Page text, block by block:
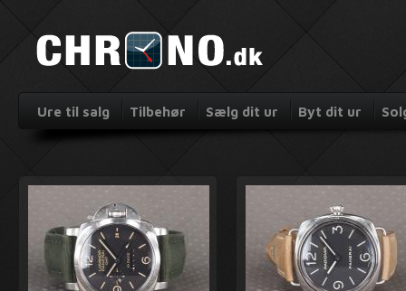
Ure til salg Tilbehør Sælg dit ur Byt dit ur